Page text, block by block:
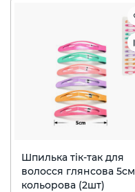
Шпилька тік-так для
волосся глянсова 5см
кольорова (2шт)